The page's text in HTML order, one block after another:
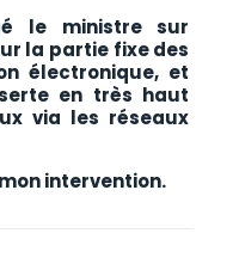
le ministre sur
la partie fixe des
électronique, et
en très haut
via les réseaux
intervention.